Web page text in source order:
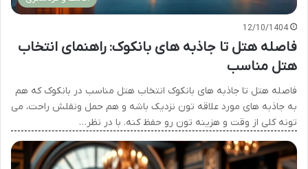
12/10/1404
فاصله هتل تا جاذبه های بانکوک: راهنمای انتخاب
هتل مناسب
فاصله هتل تا جاذبه های بانکوک انتخاب هتل مناسب در بانکوک که هم
به جاذبه های مورد علاقه تون نزدیک باشه و هم حمل ونقلش راحت، می
تونه کلی از وقت و هزینه تون رو حفظ کنه. با در نظر…